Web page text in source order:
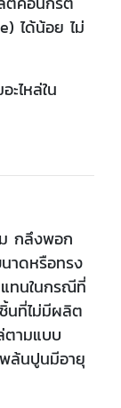
ได้น้อย ไม่
ะไหล่ใน
กลึงพอก
าดหรือทรง
ทนในกรณีที่
นที่ไม่มีผลิต
ตามแบบ
ล้นปูนมีอายุ